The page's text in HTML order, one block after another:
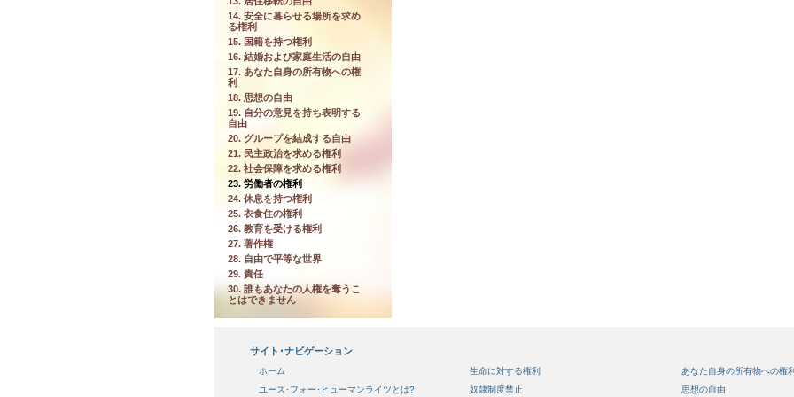
14. 安全に暮らせる場所を求め
る権利
15. 国籍を持つ権利
16. 結婚および家庭生活の自由
17. あなた自身の所有物への権
利
18. 思想の自由
19. 自分の意見を持ち表明する
自由
20. グループを結成する自由
21. 民主政治を求める権利
22. 社会保障を求める権利
23. 労働者の権利
24. 休息を持つ権利
25. 衣食住の権利
26. 教育を受ける権利
27. 著作権
28. 自由で平等な世界
29. 責任
30. 誰もあなたの人権を奪うこ
とはできません
サイト･ナビゲーション
ホーム
ユース･フォー･ヒューマンライツとは?
生命に対する権利
奴隷制度禁止
あなた自身の所有物への権
思想の自由